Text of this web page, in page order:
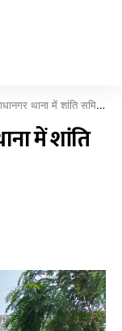
थाना में शांति समिति की बैठक आज
में शांति